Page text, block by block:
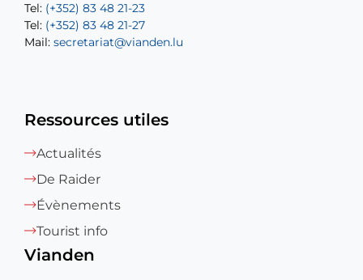
Tel: (+352) 83 48 21-23
Tel: (+352) 83 48 21-27
Mail: secretariat@vianden.lu
Tel: (+352) 83 48 21-22
Mail:sofia.carvalho@vianden.lu
Mail: diane.storn@vianden.lu
Ressources utiles
Actualités
De Raider
Évènements
Tourist info
Vianden